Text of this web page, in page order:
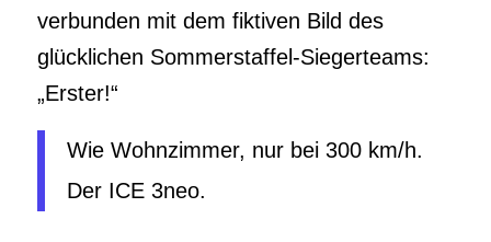
verbunden mit dem fiktiven Bild des
glücklichen Sommerstaffel-Siegerteams:
„Erster!“
Wie Wohnzimmer, nur bei 300 km/h.
Der ICE 3neo.